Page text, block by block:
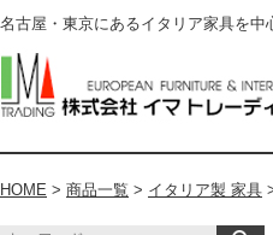
名古屋・東京にあるイタリア家具を
HOME > 商品一覧 > イタリア製 家具